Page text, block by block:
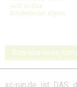
sich in den
Kitzbüheler Alpen
Schreibe einen
xc-run.de ist DAS